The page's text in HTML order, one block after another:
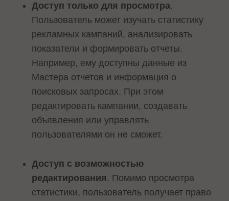
Доступ только для просмотра.
Пользователь может изучать статистику
рекламных кампаний, анализировать
показатели и формировать отчеты.
Например, ему доступны данные из
Мастера отчетов и информация о
поисковых запросах. При этом
редактировать кампании, создавать
объявления или управлять
пользователями он не сможет.
Доступ с возможностью
редактирования . Помимо просмотра
статистики, пользователь получает право